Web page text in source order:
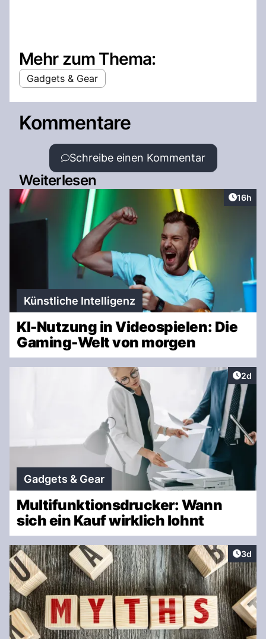
Mehr zum Thema:
Gadgets & Gear
Kommentare
Schreibe einen Kommentar
Weiterlesen
Artikel
16h
Künstliche Intelligenz
KI-Nutzung in Videospielen: Die
Gaming-Welt von morgen
2d
Gadgets & Gear
Multifunktionsdrucker: Wann
sich ein Kauf wirklich lohnt
3d